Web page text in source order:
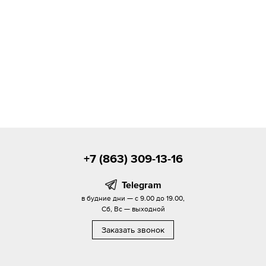
+7 (863) 309-13-16
Telegram
в будние дни — с 9.00 до 19.00,
Сб, Вс — выходной
Заказать звонок